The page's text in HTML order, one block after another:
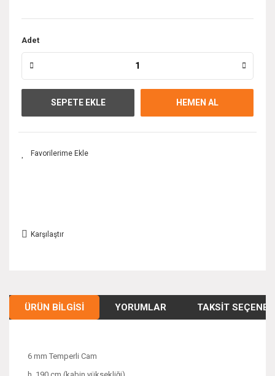
Adet
SEPETE EKLE HEMEN AL
Karşılaştır
ÜRÜN BILGISI YORUMLAR TAKSIT
6 mm Temperli Cam